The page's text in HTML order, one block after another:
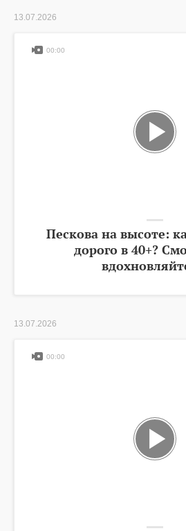
13.07.2026
Пескова на высоте:
дорого в 40+?
00:00
13.07.2026
00:00